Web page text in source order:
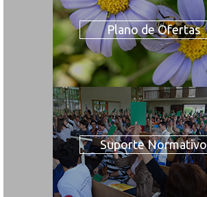
Plano de Ofertas
Suporte Normativo